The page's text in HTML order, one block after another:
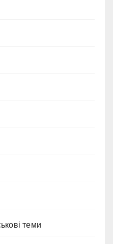
теми